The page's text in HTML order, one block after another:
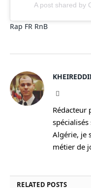
A post shared by
Rap FR RnB
Rédacteur
Algérie, je
métier de
RELATED POSTS